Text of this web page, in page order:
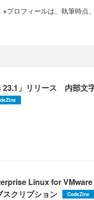
※プロフィールは、執筆時点
23.1」リリース 内部文
Linux for
クリプション
CodeZine